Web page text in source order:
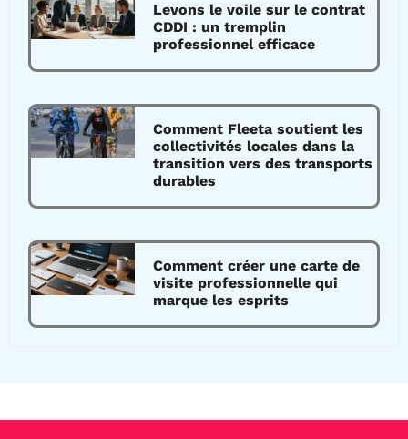
Levons le voile sur le contrat
CDDI : un tremplin
professionnel efficace
Comment Fleeta soutient les
collectivités locales dans la
transition vers des transports
durables
Comment créer une carte de
visite professionnelle qui
marque les esprits